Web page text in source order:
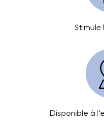
Disponible à